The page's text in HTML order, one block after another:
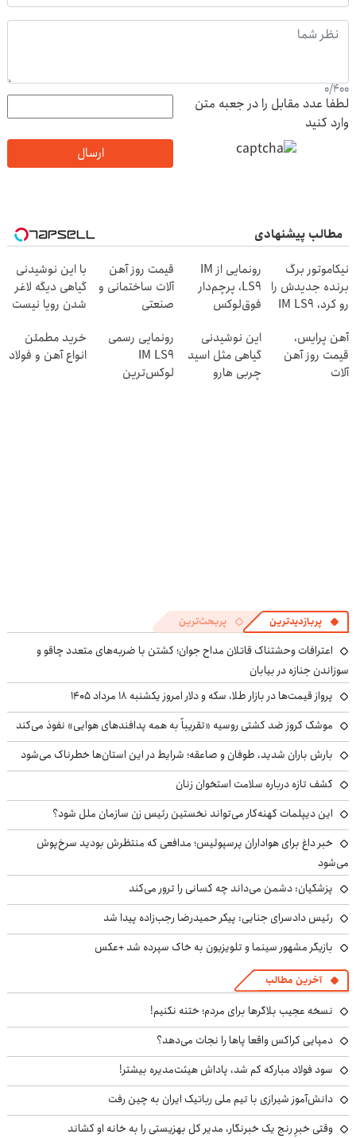
0/400
لطفا عدد مقابل را در جعبه متن
وارد کنید
ارسال
مطالب پیشنهادی
نیکاموتور برگ
برنده جدیدش را
رو کرد، IM LS9
ایران شد
رونمایی از IM
LS9، پرچم‌دار
فوق‌لوکس
ایران شد
قیمت روز آهن
آلات ساختمانی و
صنعتی
با این نوشیدنی
گیاهی دیگه لاغر
شدن رویا نیست
آهن پرایس،
قیمت روز آهن
آلات
این نوشیدنی
گیاهی مثل اسید
چربی هارو
رونمایی رسمی
IM LS9
لوکس‌ترین
خرید مطمئن
انواع آهن و فولاد
پربازدیدترین پربحث‌ترین
اعترافات وحشتناک قاتلان مداح جوان؛ کشتن با ضربه‌های متعدد چاقو و
سوزاندن جنازه در بیابان
پرواز قیمت‌ها در بازار طلا، سکه و دلار امروز یکشنبه ۱۸ مرداد ۱۴۰۵
موشک کروز ضد کشتی روسیه «تقریباً به همه پدافندهای هوایی» نفوذ می‌کند
بارش باران شدید، طوفان و صاعقه؛ شرایط در این استان‌ها خطرناک می‌شود
کشف تازه درباره سلامت استخوان زنان
این دیپلمات کهنه‌کار می‌تواند نخستین رئیس زن سازمان ملل شود؟
خبر داغ برای هواداران پرسپولیس؛ مدافعی که منتظرش بودید سرخ‌پوش
می‌شود
پزشکیان: دشمن می‌داند چه کسانی را ترور می‌کند
رئیس دادسرای جنایی: پیکر حمیدرضا رجب‌زاده پیدا شد
بازیگر مشهور سینما و تلویزیون به خاک سپرده شد +عکس
آخرین مطالب
نسخه عجیب بلاگرها برای مردم؛ ختنه نکنیم!
دمپایی کراکس واقعا پاها را نجات می‌دهد؟
سود فولاد مبارکه کم شد، پاداش هیئت‌مدیره بیشتر!
دانش‌آموز شیرازی با تیم ملی رباتیک ایران به چین رفت
وقتی خبرِ رنج یک خبرنگار، مدیر کل بهزیستی را به خانه او کشاند